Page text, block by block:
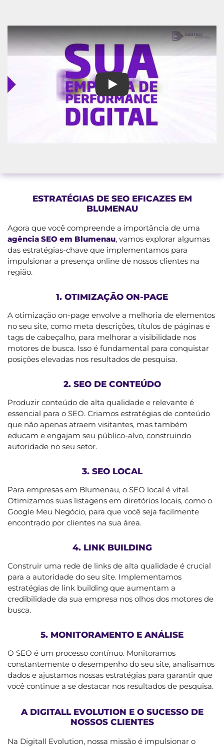
A Digitall Evolution: A
ESTRATÉGIAS DE SEO EFICAZES EM
BLUMENAU
Agora que você compreende a importância de uma
agência SEO em Blumenau, vamos explorar algumas
das estratégias-chave que implementamos para
impulsionar a presença online de nossos clientes na
região.
1. OTIMIZAÇÃO ON-PAGE
A otimização on-page envolve a melhoria de elementos
no seu site, como meta descrições, títulos de páginas e
tags de cabeçalho, para melhorar a visibilidade nos
motores de busca. Isso é fundamental para conquistar
posições elevadas nos resultados de pesquisa.
2. SEO DE CONTEÚDO
Produzir conteúdo de alta qualidade e relevante é
essencial para o SEO. Criamos estratégias de conteúdo
que não apenas atraem visitantes, mas também
educam e engajam seu público-alvo, construindo
autoridade no seu setor.
3. SEO LOCAL
Para empresas em Blumenau, o SEO local é vital.
Otimizamos suas listagens em diretórios locais, como o
Google Meu Negócio, para que você seja facilmente
encontrado por clientes na sua área.
4. LINK BUILDING
Construir uma rede de links de alta qualidade é crucial
para a autoridade do seu site. Implementamos
estratégias de link building que aumentam a
credibilidade da sua empresa nos olhos dos motores de
busca.
5. MONITORAMENTO E ANÁLISE
O SEO é um processo contínuo. Monitoramos
constantemente o desempenho do seu site, analisamos
dados e ajustamos nossas estratégias para garantir que
você continue a se destacar nos resultados de pesquisa.
A DIGITALL EVOLUTION E O SUCESSO DE
NOSSOS CLIENTES
Na Digitall Evolution, nossa missão é impulsionar o